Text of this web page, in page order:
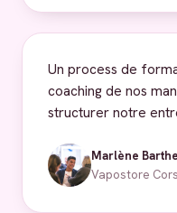
Un process de
coaching de nos
structurer notre
Marlène
Vapostore